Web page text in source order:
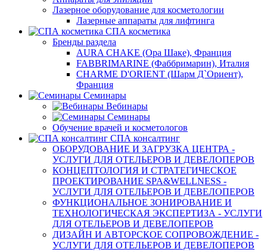
Лазерное оборудование для косметологии
Лазерные аппараты для лифтинга
СПА косметика
Бренды раздела
AURA CHAKE (Ора Шаке), Франция
FABBRIMARINE (Фаббримарин), Италия
CHARME D'ORIENT (Шарм Д`Ориент),
Франция
Семинары
Вебинары
Семинары
Обучение врачей и косметологов
СПА консалтинг
ОБОРУДОВАНИЕ И ЗАГРУЗКА ЦЕНТРА -
УСЛУГИ ДЛЯ ОТЕЛЬЕРОВ И ДЕВЕЛОПЕРОВ
КОНЦЕПТОЛОГИЯ И СТРАТЕГИЧЕСКОЕ
ПРОЕКТИРОВАНИЕ SPA&WELLNESS -
УСЛУГИ ДЛЯ ОТЕЛЬЕРОВ И ДЕВЕЛОПЕРОВ
ФУНКЦИОНАЛЬНОЕ ЗОНИРОВАНИЕ И
ТЕХНОЛОГИЧЕСКАЯ ЭКСПЕРТИЗА - УСЛУГИ
ДЛЯ ОТЕЛЬЕРОВ И ДЕВЕЛОПЕРОВ
ДИЗАЙН И АВТОРСКОЕ СОПРОВОЖДЕНИЕ -
УСЛУГИ ДЛЯ ОТЕЛЬЕРОВ И ДЕВЕЛОПЕРОВ